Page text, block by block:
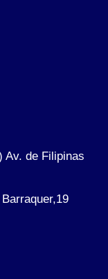
Av. de Filipinas